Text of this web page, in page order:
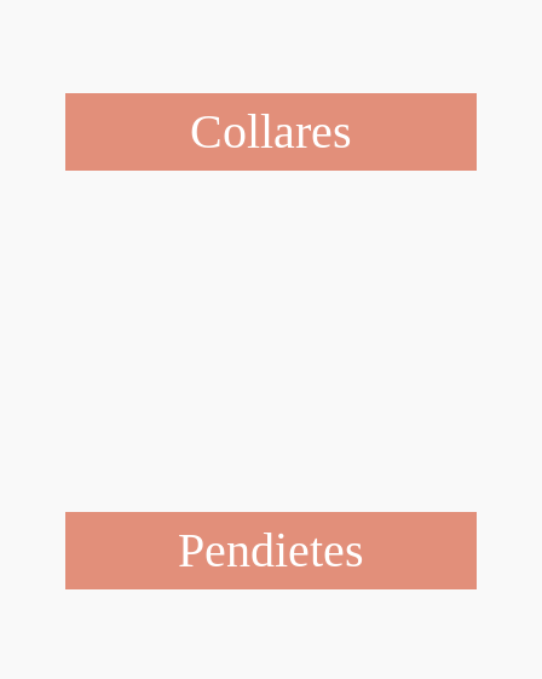
Collares
Pendietes